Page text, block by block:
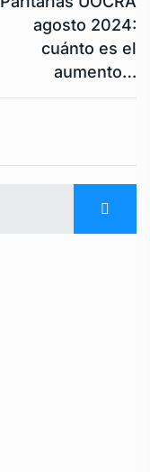
agosto 2024:
cuánto es el
aumento…